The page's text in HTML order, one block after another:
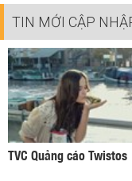
TIN MỚI CẬP
TVC Quảng cáo Twistos